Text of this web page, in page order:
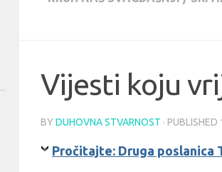
Vijesti koju
BY DUHOVNA STVARNOST · PUBLISHED
Pročitajte: Druga poslanica